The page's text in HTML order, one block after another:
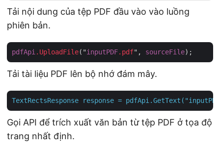
Tải nội dung của tệp PDF đầu vào vào luồng
phiên bản.
pdfApi .UploadFile("inputPDF.pdf", sourceFile
Tải tài liệu PDF lên bộ nhớ đám mây.
TextRectsResponse response =
Gọi API để trích xuất văn bản từ tệp PDF ở tọa độ
trang nhất định.